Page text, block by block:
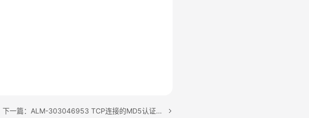
下一篇：ALM-303046953 TCP连接的MD5认证失败